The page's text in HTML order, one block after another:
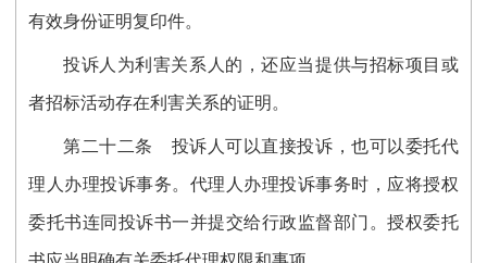
有效身份证明复印件。
投诉人为利害关系人的，还应当提供与招标项目或
者招标活动存在利害关系的证明。
第二十二条 投诉人可以直接投诉，也可以委托代
理人办理投诉事务。代理人办理投诉事务时，应将授权
委托书连同投诉书一并提交给行政监督部门。授权委托